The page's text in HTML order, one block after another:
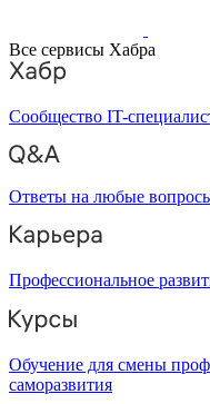
Все сервисы Хабра
Сообщество IT-
Ответы на любые
Профессиональное
Обучение для смены
саморазвития